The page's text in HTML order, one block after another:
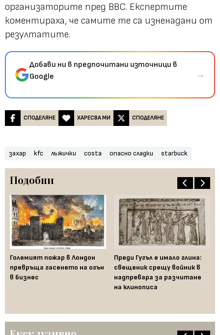
организаторите пред BBC. Експертите
коментираха, че самите те са изненадани от
резултатите.
Добави ни в предпочитани източници в
Google
→
СПОДЕЛЯНЕ ХАРЕСВА МИ СПОДЕЛЯНЕ
захар kfc лъжички costa опасно сладки starbuck
Подобни
Големият пожар в Лондон
превръща гасенето на огън
в бизнес
Преди Гугъл е имало глина:
свещеник срещу войник в
надпревара за разчитане
на клинописа